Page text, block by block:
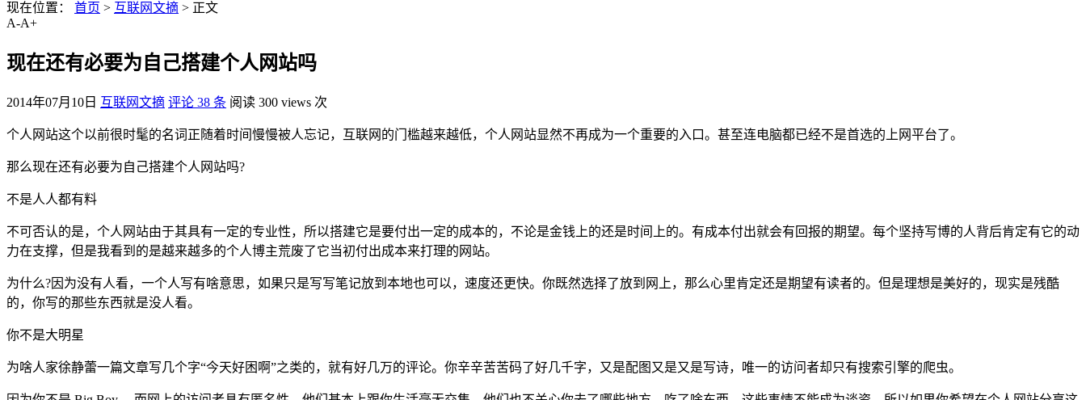
现在位置： 首页 > 互联网文摘 > 正文
A-A+
现在还有必要为自己搭建个人网站吗
2014年07月10日 互联网文摘 评论 38 条 阅读 300 views 次
个人网站这个以前很时髦的名词正随着时间慢慢被人忘记，互联网的门槛越来越低，个人网站显然不再成为一个重要的入口。甚至连电脑都已经不是首选的上网平台了。
那么现在还有必要为自己搭建个人网站吗?
不是人人都有料
不可否认的是，个人网站由于其具有一定的专业性，所以搭建它是要付出一定的成本的，不论是金钱上的还是时间上的。有成本付出就会有回报的期望。每个坚持写博的人背后肯定有它的动
力在支撑，但是我看到的是越来越多的个人博主荒废了它当初付出成本来打理的网站。
为什么?因为没有人看，一个人写有啥意思，如果只是写写笔记放到本地也可以，速度还更快。你既然选择了放到网上，那么心里肯定还是期望有读者的。但是理想是美好的，现实是残酷
的，你写的那些东西就是没人看。
你不是大明星
为啥人家徐静蕾一篇文章写几个字“今天好困啊”之类的，就有好几万的评论。你辛辛苦苦码了好几千字，又是配图又是又是写诗，唯一的访问者却只有搜索引擎的爬虫。